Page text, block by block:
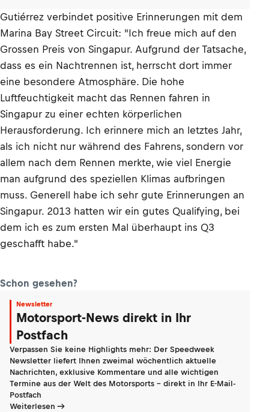
Gutiérrez verbindet positive Erinnerungen mit dem
Marina Bay Street Circuit: "Ich freue mich auf den
Grossen Preis von Singapur. Aufgrund der Tatsache,
dass es ein Nachtrennen ist, herrscht dort immer
eine besondere Atmosphäre. Die hohe
Luftfeuchtigkeit macht das Rennen fahren in
Singapur zu einer echten körperlichen
Herausforderung. Ich erinnere mich an letztes Jahr,
als ich nicht nur während des Fahrens, sondern vor
allem nach dem Rennen merkte, wie viel Energie
man aufgrund des speziellen Klimas aufbringen
muss. Generell habe ich sehr gute Erinnerungen an
Singapur. 2013 hatten wir ein gutes Qualifying, bei
dem ich es zum ersten Mal überhaupt ins Q3
geschafft habe."
Schon gesehen?
Newsletter
Motorsport-News direkt in Ihr
Postfach
Verpassen Sie keine Highlights mehr: Der Speedweek
Newsletter liefert Ihnen zweimal wöchentlich aktuelle
Nachrichten, exklusive Kommentare und alle wichtigen
Termine aus der Welt des Motorsports - direkt in Ihr E-Mail-
Postfach
Weiterlesen